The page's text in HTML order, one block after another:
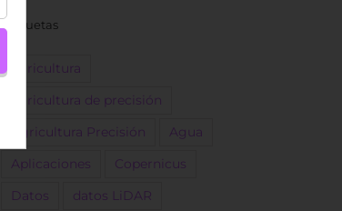
Etiquetas
agricultura
agricultura de precisión
Agricultura Precisión Agua
Aplicaciones Copernicus
Datos datos LiDAR